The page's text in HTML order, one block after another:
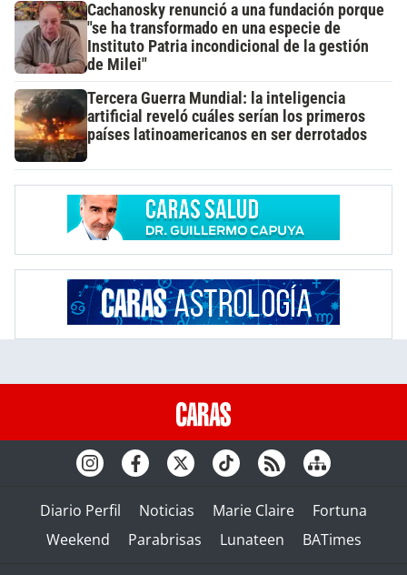
Cachanosky renunció a una fundación porque
"se ha transformado en una especie de
Instituto Patria incondicional de la gestión
de Milei"
Tercera Guerra Mundial: la inteligencia
artificial reveló cuáles serían los primeros
países latinoamericanos en ser derrotados
Diario Perfil Noticias Marie Claire
Fortuna
Weekend
Parabrisas Lunateen BATimes